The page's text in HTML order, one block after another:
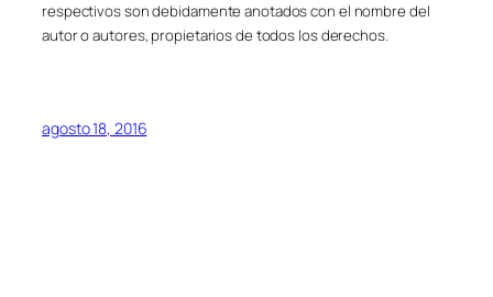
respectivos son debidamente anotados con el nombre del
autor o autores, propietarios de todos los derechos.
agosto 18, 2016